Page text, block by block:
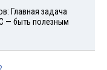
Главная задача
— быть полезным